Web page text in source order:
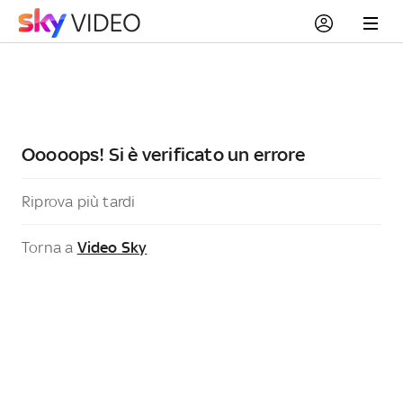
Ooooops! Si è verificato un errore
Riprova più tardi
Torna a Video Sky